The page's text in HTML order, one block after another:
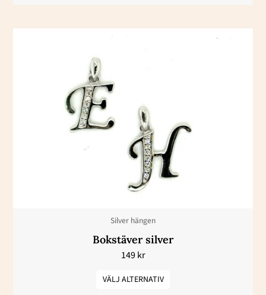
Silver hängen
Bokstäver silver
149kr
VÄLJ ALTERNATIV
flera
varianter.
De
olika
alternativen
kan
på
produktsidan